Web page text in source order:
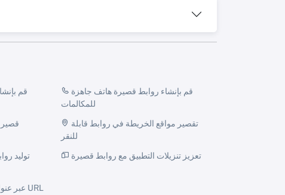
للمكالمات
للنقر
توليد تعزيز تنزيلات التطبيق مع روابط قصيرة